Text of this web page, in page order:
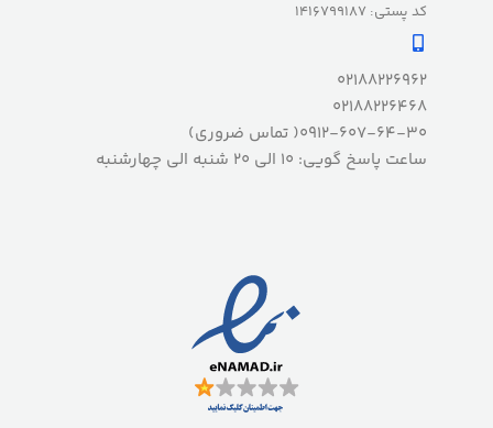
کد پستی: 1416799187
02188226962
02188226468
0912-607-64-30( تماس ضروری)
ساعت پاسخ گویی: 10 الی 20 شنبه الی چهارشنبه